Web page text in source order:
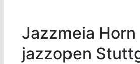
Jazzmeia
jazzopen